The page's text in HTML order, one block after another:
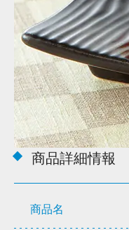
商品詳細情報
商品名